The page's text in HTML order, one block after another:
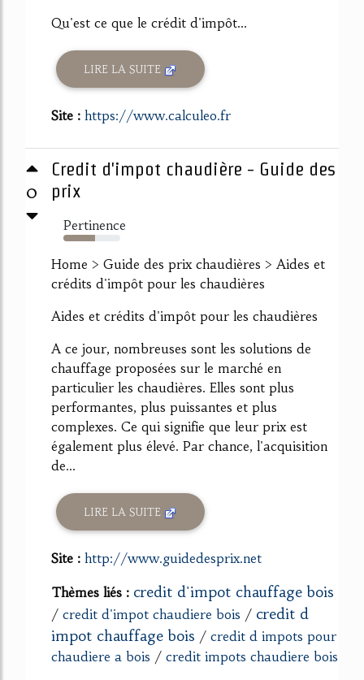
Qu'est ce que le crédit d'impôt...
LIRE LA SUITE
Site : https://www.calculeo.fr
0
Credit d'impot chaudière - Guide des
prix
Pertinence
55%
Home > Guide des prix chaudières > Aides et
crédits d'impôt pour les chaudières
Aides et crédits d'impôt pour les chaudières
A ce jour, nombreuses sont les solutions de
chauffage proposées sur le marché en
particulier les chaudières. Elles sont plus
performantes, plus puissantes et plus
complexes. Ce qui signifie que leur prix est
également plus élevé. Par chance, l'acquisition
de...
LIRE LA SUITE
Site : http://www.guidedesprix.net
Thèmes liés : credit d'impot chauffage bois
/ credit d'impot chaudiere bois / credit d
impot chauffage bois / credit d impots pour
chaudiere a bois / credit impots chaudiere bois